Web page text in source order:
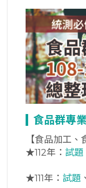
食品群專
【食品加工、
★112年： 試題
★111年： 試題